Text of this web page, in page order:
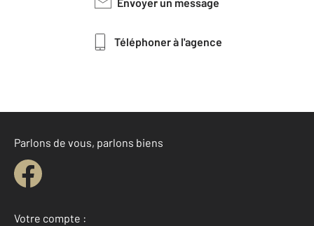
Téléphoner à l'agence
Parlons de vous, parlons biens
Votre compte :